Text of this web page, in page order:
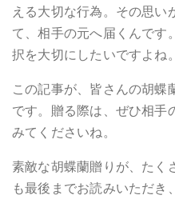
える大切な行為。その思い
て、相手の元へ届くんです
択を大切にしたいですよね。
この記事が、皆さんの胡蝶
です。贈る際は、ぜひ相手
みてくださいね。
素敵な胡蝶蘭贈りが、たく
も最後までお読みいただき